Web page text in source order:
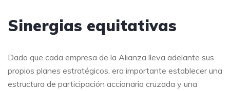
Sinergias equitativas
Dado que cada empresa de la Alianza lleva adelante sus
propios planes estratégicos, era importante establecer una
estructura de participación accionaria cruzada y una